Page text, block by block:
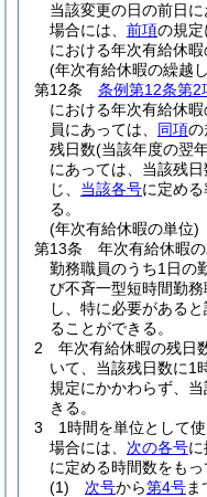
当該変更の日の前日
場合には、 前項の規定
における年次有給休暇
(年次有給休暇の繰越
第12条
条例第12条第2
における年次有給休暇
員にあっては、 同項の
残日数(当該年度の翌
にあっては、当該残日
じ、 当該各号に定め
る。
(年次有給休暇の単位)
第13条
年次有給休暇
勤務職員のうち1日の
び不斉一型短時間勤
し、特に必要がある
ることができる。
2
年次有給休暇の残日
いて、当該残日数に1
規定にかかわらず、
きる。
3
1時間を単位として
場合には、 次の各号に
に定める時間数をもっ
(1)
次号から第4号